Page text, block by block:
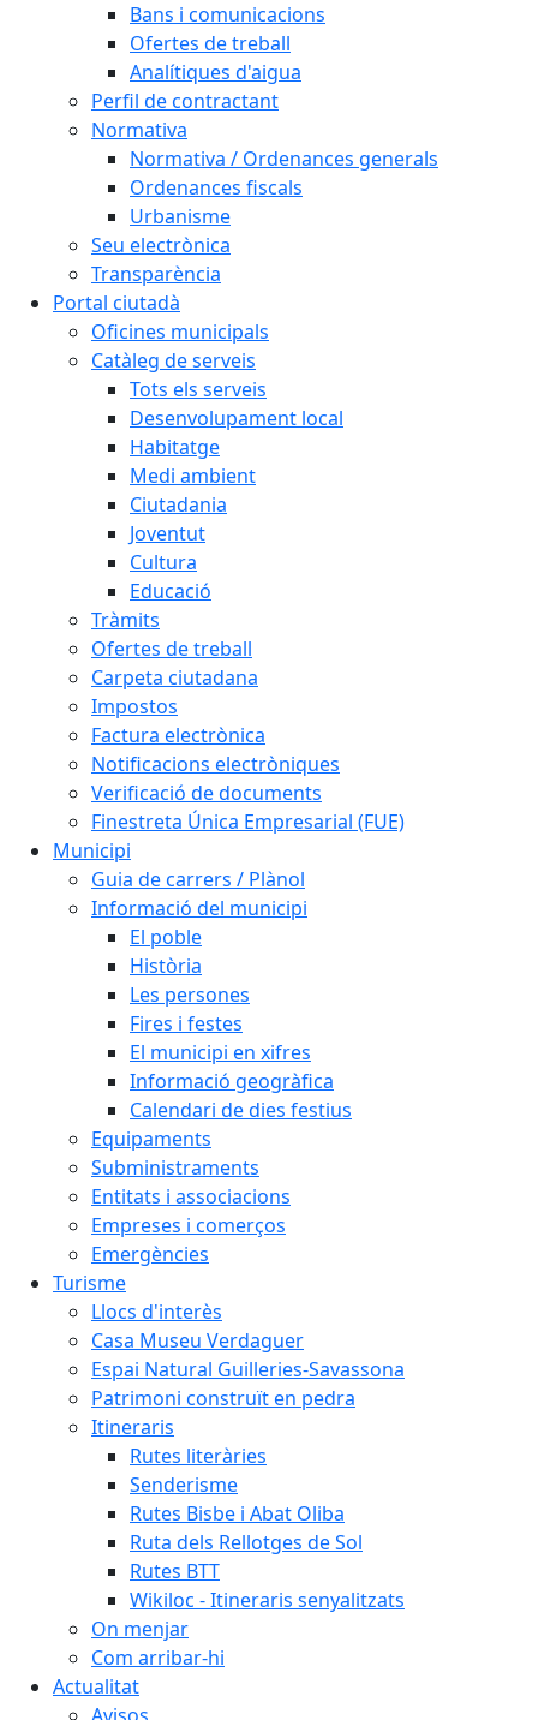
Bans i comunicacions
Ofertes de treball
Analítiques d'aigua
Perfil de contractant
Normativa
Normativa / Ordenances generals
Ordenances fiscals
Urbanisme
Seu electrònica
Transparència
Portal ciutadà
Oficines municipals
Catàleg de serveis
Tots els serveis
Desenvolupament local
Habitatge
Medi ambient
Ciutadania
Joventut
Cultura
Educació
Tràmits
Ofertes de treball
Carpeta ciutadana
Impostos
Factura electrònica
Notificacions electròniques
Verificació de documents
Finestreta Única Empresarial (FUE)
Municipi
Guia de carrers / Plànol
Informació del municipi
El poble
Història
Les persones
Fires i festes
El municipi en xifres
Informació geogràfica
Calendari de dies festius
Equipaments
Subministraments
Entitats i associacions
Empreses i comerços
Emergències
Turisme
Llocs d'interès
Casa Museu Verdaguer
Espai Natural Guilleries-Savassona
Patrimoni construït en pedra
Itineraris
Rutes literàries
Senderisme
Rutes Bisbe i Abat Oliba
Ruta dels Rellotges de Sol
Rutes BTT
Wikiloc - Itineraris senyalitzats
On menjar
Com arribar-hi
Actualitat